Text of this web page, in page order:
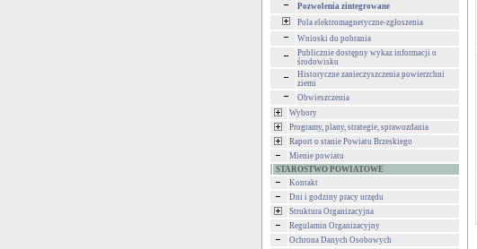
Pozwolenia zintegrowane
Pola elektromagnetyczne-zgłoszenia
Wnioski do pobrania
Publicznie dostępny wykaz informacji o
środowisku
Historyczne zanieczyszczenia powierzchni
ziemi
Obwieszczenia
Wybory
Programy, plany, strategie, sprawozdania
Raport o stanie Powiatu Brzeskiego
Mienie powiatu
STAROSTWO POWIATOWE
Kontakt
Dni i godziny pracy urzędu
Struktura Organizacyjna
Regulamin Organizacyjny
Ochrona Danych Osobowych